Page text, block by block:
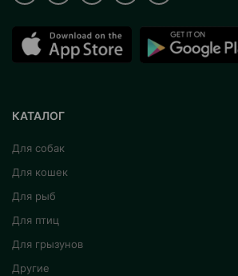
КАТАЛОГ
Для собак
Для кошек
Для рыб
Для птиц
Для грызунов
Другие